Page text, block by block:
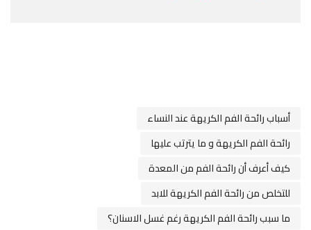
أسباب رائحة الفم الكريهة عند النساء
رائحة الفم الكريهة و ما يترتب عليها
كيف أعرف أن رائحة الفم من المعدة
للتخلص من رائحة الفم الكريهة للابد
ما سبب رائحة الفم الكريهة رغم غسل الاسنان؟